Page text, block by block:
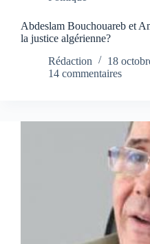
Abdeslam Bouchouareb et
la justice algérienne?
Rédaction
18
14 commentaires